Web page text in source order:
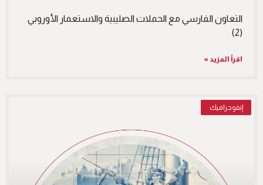
التعاون الفارسي مع الحملات الصليبية والاستعمار الأوروبي
(2)
اقرأ المزيد »
إنفوجرافيك